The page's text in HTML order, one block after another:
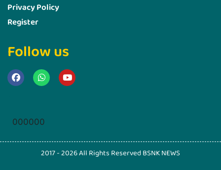
Privacy Policy
Register
Follow us
000000
2017 - 2026 All Rights Reserved BSNK NEWS